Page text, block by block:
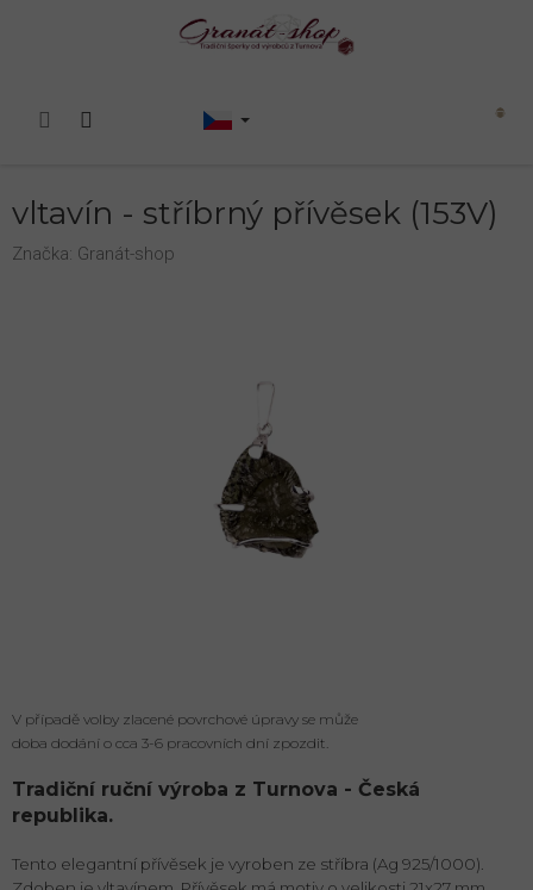
Nákupní
vltavín - stříbrný přívěsek (153V)
Značka: Granát-shop
V případě volby zlacené povrchové úpravy se může
doba dodání o cca 3-6 pracovních dní zpozdit.
Tradiční ruční výroba z Turnova - Česká
republika.
Tento elegantní přívěsek je vyroben ze stříbra (Ag 925/1000).